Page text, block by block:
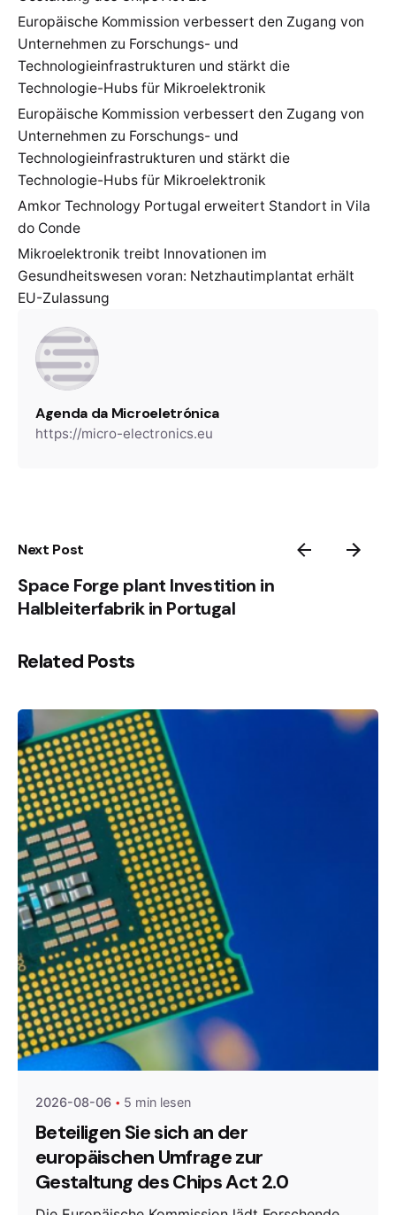
Europäische Kommission verbessert den Zugang von
Unternehmen zu Forschungs- und
Technologieinfrastrukturen und stärkt die
Technologie-Hubs für Mikroelektronik
Europäische Kommission verbessert den Zugang von
Unternehmen zu Forschungs- und
Technologieinfrastrukturen und stärkt die
Technologie-Hubs für Mikroelektronik
Amkor Technology Portugal erweitert Standort in Vila
do Conde
Mikroelektronik treibt Innovationen im
Gesundheitswesen voran: Netzhautimplantat erhält
EU-Zulassung
Agenda da Microeletrónica
https://micro-electronics.eu
Next Post
Space Forge plant Investition in
Halbleiterfabrik in Portugal
Related Posts
Posted by
Agenda da Microeletrónica
2026-08-06 5 min lesen
Beteiligen Sie sich an der
europäischen Umfrage zur
Gestaltung des Chips Act 2.0